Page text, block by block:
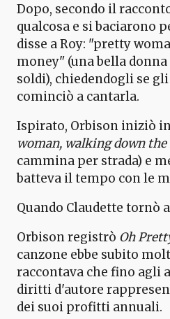
Dopo, secondo il
qualcosa e si baciarono
disse a Roy: "pretty
money" (una bella
soldi), chiedendogli se
cominciò a cantarla.
Ispirato, Orbison iniziò
woman, walking down the
cammina per strada) e
batteva il tempo con le
Quando Claudette tornò
Orbison registrò Oh
canzone ebbe subito
raccontava che fino agli
diritti d'autore
dei suoi profitti annuali.